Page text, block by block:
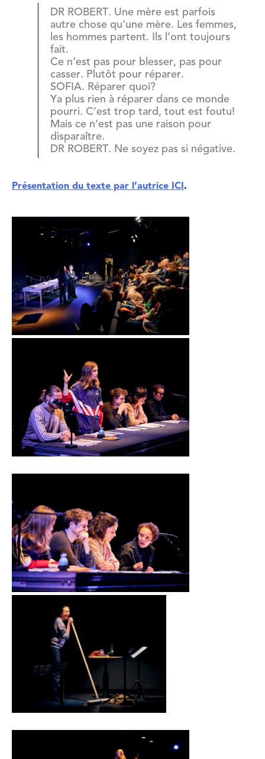
DR ROBERT. Une mère est parfois
autre chose qu’une mère. Les femmes,
les hommes partent. Ils l’ont toujours
fait.
Ce n’est pas pour blesser, pas pour
casser. Plutôt pour réparer.
SOFIA. Réparer quoi?
Ya plus rien à réparer dans ce monde
pourri. C’est trop tard, tout est foutu!
Mais ce n’est pas une raison pour
disparaître.
DR ROBERT. Ne soyez pas si négative.
Présentation du texte par l’autrice ICI.